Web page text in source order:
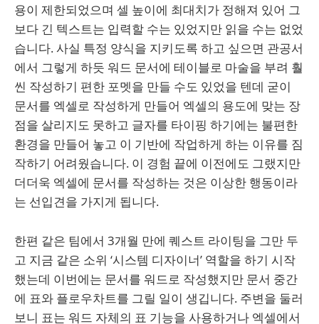
용이 제한되었으며 셀 높이에 최대치가 정해져 있어 그
보다 긴 텍스트는 입력할 수는 있었지만 읽을 수는 없었
습니다. 사실 특정 양식을 지키도록 하고 싶으면 관공서
에서 그렇게 하듯 워드 문서에 테이블로 마술을 부려 훨
씬 작성하기 편한 포멧을 만들 수도 있었을 텐데 굳이
문서를 엑셀로 작성하게 만들어 엑셀의 용도에 맞는 장
점을 살리지도 못하고 글자를 타이핑 하기에는 불편한
환경을 만들어 놓고 이 기반에 작업하게 하는 이유를 짐
작하기 어려웠습니다. 이 경험 끝에 이전에도 그랬지만
더더욱 엑셀에 문서를 작성하는 것은 이상한 행동이라
는 선입견을 가지게 됩니다.
한편 같은 팀에서 3개월 만에 퀘스트 라이팅을 그만 두
고 지금 같은 소위 ‘시스템 디자이너’ 역할을 하기 시작
했는데 이번에는 문서를 워드로 작성했지만 문서 중간
에 표와 플로우차트를 그릴 일이 생깁니다. 주변을 둘러
보니 표는 워드 자체의 표 기능을 사용하거나 엑셀에서